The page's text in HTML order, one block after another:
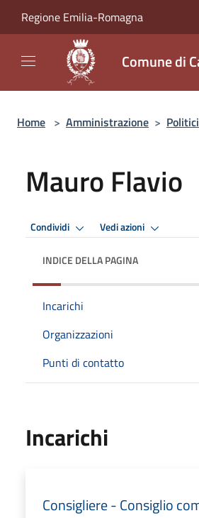
Regione Emilia-Romagna
Comune di
Home > Amministrazione > Politici
Mauro Flavio
Condividi Vedi azioni
INDICE DELLA PAGINA
Incarichi
Organizzazioni
Punti di contatto
Incarichi
Consigliere - Consiglio